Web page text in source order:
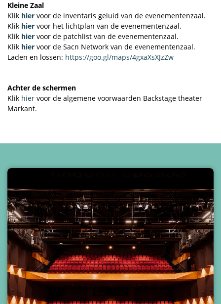
Kleine Zaal
Klik hier voor de inventaris geluid van de evenementenzaal.
Klik hier voor het lichtplan van de evenementenzaal.
Klik hier voor de patchlist van de evenementenzaal.
Klik hier voor de Sacn Network van de evenementenzaal.
Laden en lossen: https://goo.gl/maps/4gxaXsXJzZw
Achter de schermen
Klik hier voor de algemene voorwaarden Backstage theater
Markant.